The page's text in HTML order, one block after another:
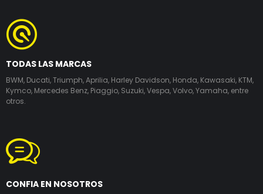
TODAS LAS MARCAS
BWM, Ducati, Triumph, Aprilia, Harley Davidson, Honda, Kawasaki, KTM,
Kymco, Mercedes Benz, Piaggio, Suzuki, Vespa, Volvo, Yamaha, entre
otros.
CONFIA EN NOSOTROS